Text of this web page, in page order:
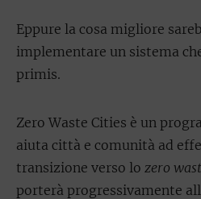
Eppure la cosa migliore
implementare un sistema
primis.
Zero Waste Cities è un
aiuta città e comunità ad
transizione verso lo zero
porterà progressivamente